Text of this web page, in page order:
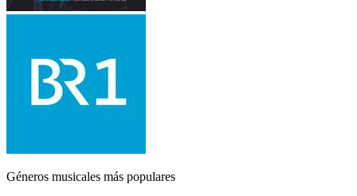
Géneros musicales más populares